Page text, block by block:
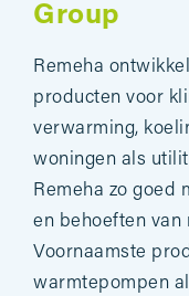
Group
Remeha
producten voor
verwarming,
woningen als
Remeha zo goed
en behoeften van
Voornaamste
warmtepompen